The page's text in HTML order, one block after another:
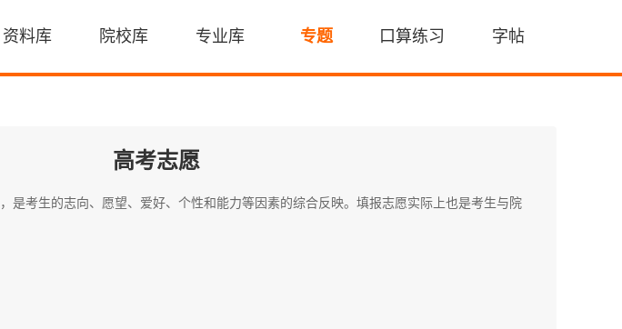
资料库 院校库 专业库 专题 口算练习 字帖
高考志愿
是考生的志向、愿望、爱好、个性和能力等因素的综合反映。填报志愿实际上也是考生与院